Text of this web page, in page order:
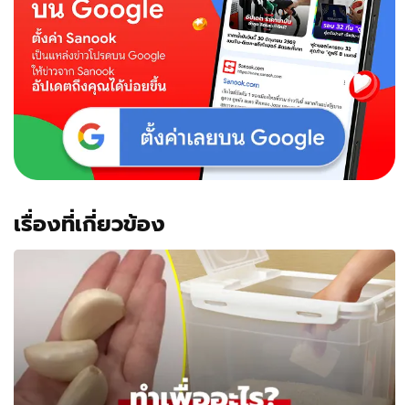
เรื่องที่เกี่ยวข้อง